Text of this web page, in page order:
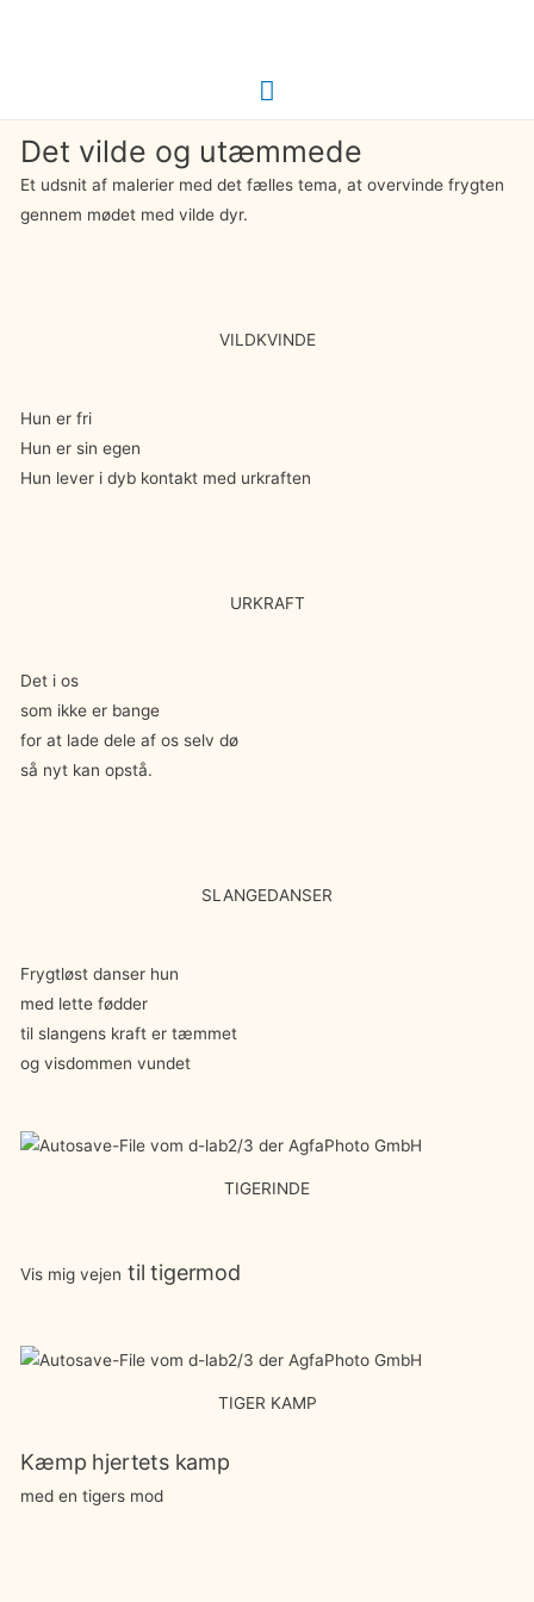
Hovedmenu
Det vilde og utæmmede
Et udsnit af malerier med det fælles tema, at overvinde frygten
gennem mødet med vilde dyr.
VILDKVINDE
Hun er fri
Hun er sin egen
Hun lever i dyb kontakt med urkraften
URKRAFT
Det i os
som ikke er bange
for at lade dele af os selv dø
så nyt kan opstå.
SLANGEDANSER
Frygtløst danser hun
med lette fødder
til slangens kraft er tæmmet
og visdommen vundet
TIGERINDE
Vis mig vejen til tigermod
TIGER KAMP
Kæmp hjertets kamp
med en tigers mod